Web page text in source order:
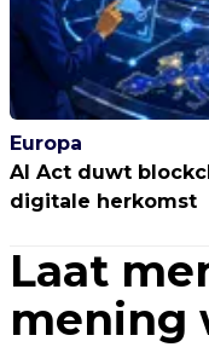
Europa
AI Act duwt
digitale herkomst
Laat
mening